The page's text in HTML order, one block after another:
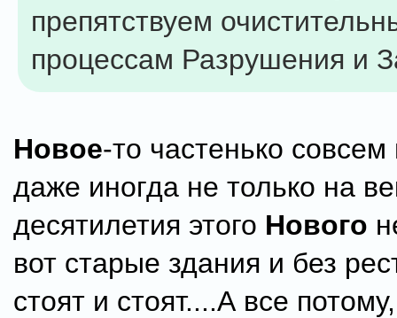
препятствуем
процессам Разрушения и
Новое-то частенько
даже иногда не только на
десятилетия этого Нового
вот старые здания и без
стоят и стоят....А все